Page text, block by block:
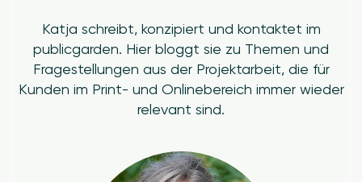
Katja schreibt, konzipiert und kontaktet im
publicgarden. Hier bloggt sie zu Themen und
Fragestellungen aus der Projektarbeit, die für
Kunden im Print- und Onlinebereich immer wieder
relevant sind.